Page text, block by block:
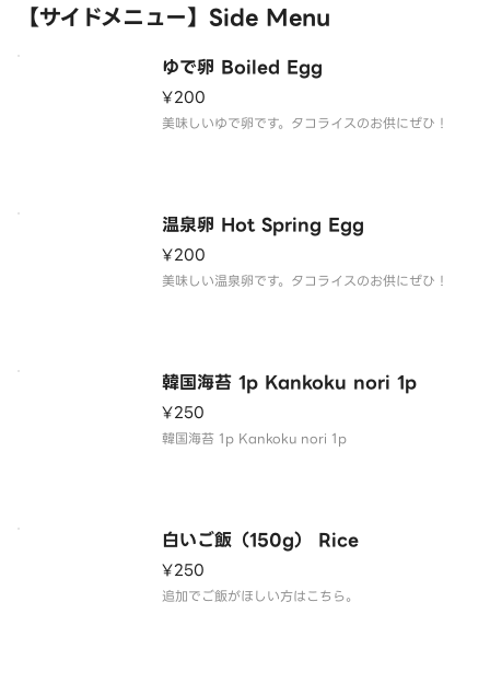
【サイドメニュー】Side Menu
ゆで卵 Boiled Egg
¥200
美味しいゆで卵です。タコライスのお供にぜひ！
温泉卵 Hot Spring Egg
¥200
美味しい温泉卵です。タコライスのお供にぜひ！
韓国海苔 1p Kankoku nori 1p
¥250
韓国海苔 1p Kankoku nori 1p
白いご飯（150g） Rice
¥250
追加でご飯がほしい方はこちら。